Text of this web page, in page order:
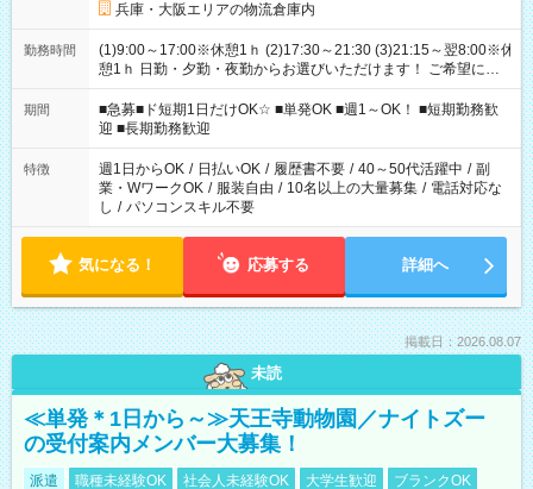
兵庫・大阪エリアの物流倉庫内
勤務時間
(1)9:00～17:00※休憩1ｈ (2)17:30～21:30 (3)21:15～翌8:00※休
憩1ｈ 日勤・夕勤・夜勤からお選びいただけます！ ご希望に合
わせて働けるお仕事です(*^^*) 【その他選べる勤務時間】 8-17
時/9-17時/9-18時/10-18時/11-21時/18-22時/20-翌4時/21-翌5
時/22-翌6時/0-翌8時 ご自身のご都合で選んで頂ける完全自由シ
フト！
期間
■急募■ド短期1日だけOK☆ ■単発OK ■週1～OK！ ■短期勤務歓
迎 ■長期勤務歓迎
特徴 週1日からOK / 日払いOK / 履歴書不要 / 40～50代活躍中 / 副
業・WワークOK / 服装自由 / 10名以上の大量募集 / 電話対応な
し / パソコンスキル不要
気になる！ 応募する 詳細へ
掲載日：2026.08.07
未読
≪単発＊1日から～≫天王寺動物園／ナイトズー
の受付案内メンバー大募集！
派遣 職種未経験OK 社会人未経験OK 大学生歓迎 ブランクOK